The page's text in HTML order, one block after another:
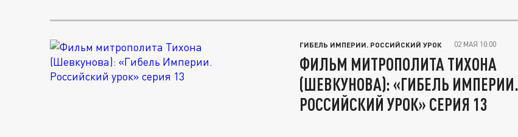
ГИБЕЛЬ ИМПЕРИИ. РОССИЙСКИЙ УРОК 02 МАЯ 10:00
ФИЛЬМ МИТРОПОЛИТА ТИХОНА
(ШЕВКУНОВА): «ГИБЕЛЬ ИМПЕРИИ.
РОССИЙСКИЙ УРОК» СЕРИЯ 13